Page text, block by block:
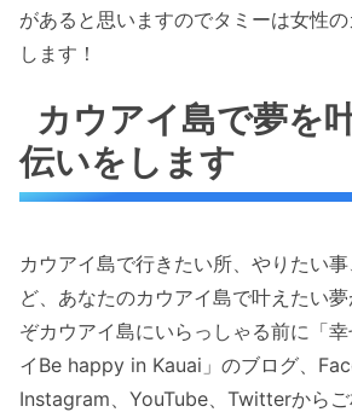
があると思いますのでタミーは女性
します！
カウアイ島で夢を
伝いをします
カウアイ島で行きたい所、やりたい事
ど、あなたのカウアイ島で叶えたい
ぞカウアイ島にいらっしゃる前に「
イBe happy in Kauai」のブログ、
Instagram、YouTube、Twitterからご